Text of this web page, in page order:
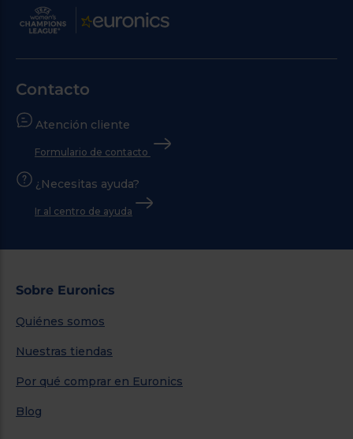
Contacto
Atención cliente
Formulario de contacto
¿Necesitas ayuda?
Ir al centro de ayuda
Sobre Euronics
Quiénes somos
Nuestras tiendas
Por qué comprar en Euronics
Blog